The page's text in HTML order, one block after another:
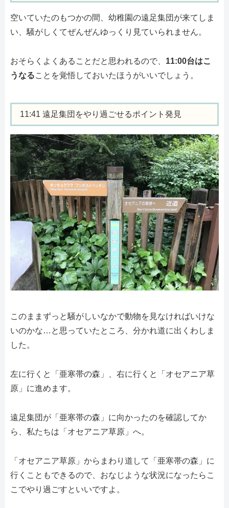
空いていたのもつかの間、幼稚園の遠足集団が来てしま
い、騒がしくてぜんぜんゆっくり見ていられません。
おそらくよくあることだと思われるので、 11:00台はこ
うなることを覚悟しておいたほうがいいでしょう。
11:41 遠足集団をやり過ごせるポイント発見
このままずっと騒がしいなかで動物を見なければいけな
いのかな…と思っていたところ、分かれ道に出くわしま
した。
左に行くと「亜寒帯の森」、右に行くと「オセアニア草
原」に進めます。
遠足集団が「亜寒帯の森」に向かったのを確認してか
ら、私たちは「オセアニア草原」へ。
「オセアニア草原」からまわり道して「亜寒帯の森」に
行くこともできるので、おなじような状況になったらこ
こでやり過ごすといいですよ。